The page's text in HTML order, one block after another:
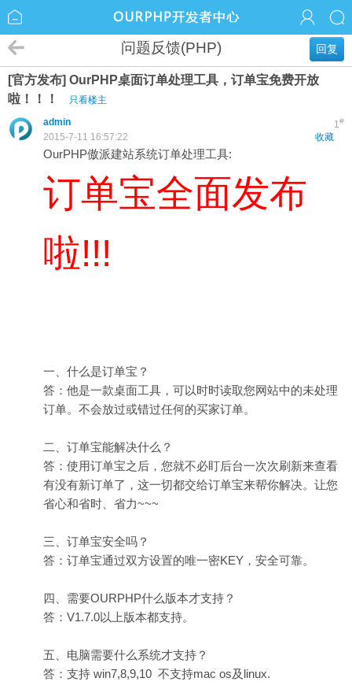
回复
问题反馈(PHP)
[官方发布] OurPHP桌面订单处理工具，订单宝免费开放
啦！！！
只看楼主
1#
admin
收藏
2015-7-11 16:57:22
OurPHP傲派建站系统订单处理工具:
订单宝全面发布
啦!!!
一、什么是订单宝？
答：他是一款桌面工具，可以时时读取您网站中的未处理
订单。不会放过或错过任何的买家订单。
二、订单宝能解决什么？
答：使用订单宝之后，您就不必盯后台一次次刷新来查看
有没有新订单了，这一切都交给订单宝来帮你解决。让您
省心和省时、省力~~~
三、订单宝安全吗？
答：订单宝通过双方设置的唯一密KEY，安全可靠。
四、需要OURPHP什么版本才支持？
答：V1.7.0以上版本都支持。
五、电脑需要什么系统才支持？
答：支持 win7,8,9,10 不支持mac os及linux.